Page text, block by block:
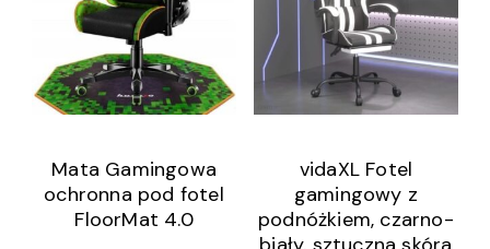
Mata Gamingowa
ochronna pod fotel
FloorMat 4.0
vidaXL Fotel
gamingowy z
podnóżkiem, czarno-